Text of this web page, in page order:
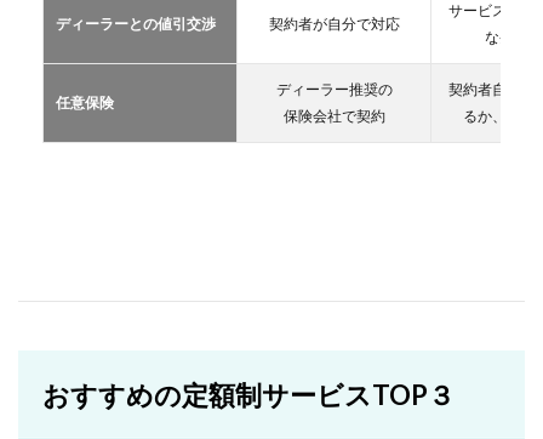
2.4
ー
ディーラーとの値引交渉 契約者が自分で対応
サービス提供
な条件
任意保険
ディーラー推奨の
保険会社で契約
契約者自が自
るか、契約
おすすめの定額制サービスTOP３